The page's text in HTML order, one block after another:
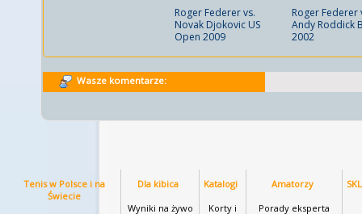
Roger Federer vs.
Novak Djokovic US
Open 2009
Roger Federer
Andy Roddick
2002
Wasze komentarze:
Tenis w Polsce i na
Świecie
Dla kibica
Wyniki na żywo
Katalogi
Korty i
Amatorzy
Porady eksperta